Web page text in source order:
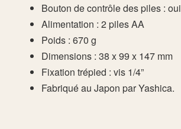
Bouton de contrôle des piles : oui
Alimentation : 2 piles AA
Poids : 670 g
Dimensions : 38 x 99 x 147 mm
Fixation trépied : vis 1/4”
Fabriqué au Japon par Yashica.